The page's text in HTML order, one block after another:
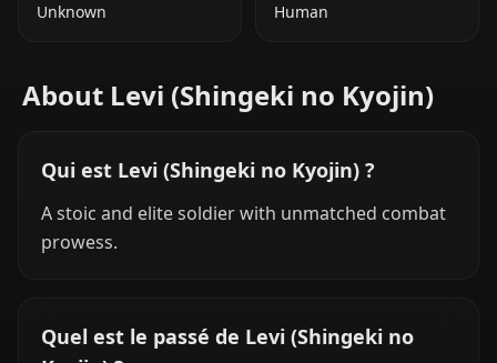
Unknown Human
About Levi (Shingeki no Kyojin)
Qui est Levi (Shingeki no Kyojin) ?
A stoic and elite soldier with unmatched combat
prowess.
Quel est le passé de Levi (Shingeki no